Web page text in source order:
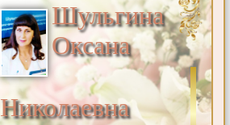
Шульгина
Оксана
Николаевна